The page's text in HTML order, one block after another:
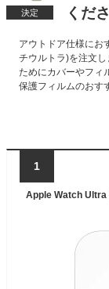
決定
くだ
アウトドア仕様にお
チウルトラ)を注文
ためにカバーやフィ
保護フィルムのおす
1